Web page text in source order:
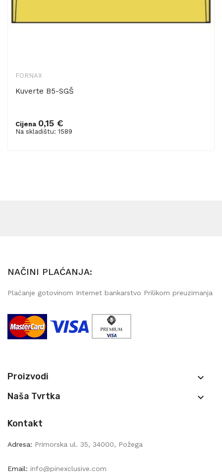
FORNAX
Kuverte B5-SGŠ
Cijena 0,15 €
Na skladištu: 1589
Dodaj u košaricu
NAČINI PLAĆANJA:
Plaćanje gotovinom Internet bankarstvo Prilikom preuzimanja
Proizvodi 
Naša Tvrtka 
Kontakt
Adresa: Primorska ul. 35, 34000, Požega
Email: info@pinexclusive.com